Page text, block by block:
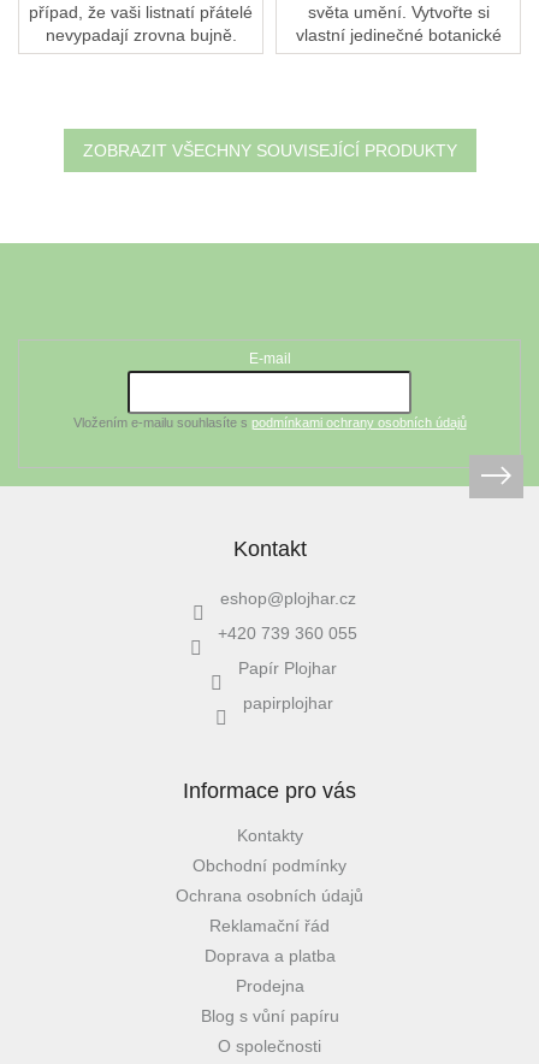
případ, že vaši listnatí přátelé
nevypadají zrovna bujně.
Chápeme, že i s nejlepší péčí
světa umění. Vytvořte si
vlastní jedinečné botanické
umělecké tisky a objevte
ZOBRAZIT VŠECHNY SOUVISEJÍCÍ PRODUKTY
E-mail
Vložením e-mailu souhlasíte s podmínkami ochrany osobních údajů
Kontakt
eshop@plojhar.cz
+420 739 360 055
Papír Plojhar
papirplojhar
Informace pro vás
Kontakty
Obchodní podmínky
Ochrana osobních údajů
Reklamační řád
Doprava a platba
Prodejna
Blog s vůní papíru
O společnosti